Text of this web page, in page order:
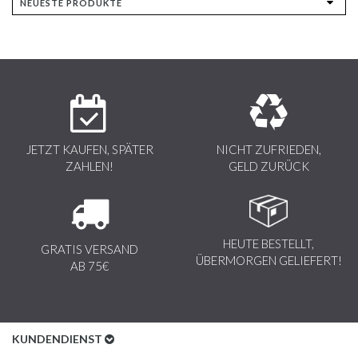
JETZT KAUFEN, SPÄTER
ZAHLEN!
NICHT ZUFRIEDEN,
GELD ZURÜCK
GRATIS VERSAND
AB 75€
HEUTE BESTELLT,
ÜBERMORGEN GELIEFERT!
KUNDENDIENST